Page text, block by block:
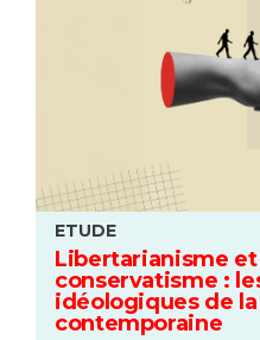
ETUDE
Libertarianisme
conservatisme :
idéologiques de
contemporaine